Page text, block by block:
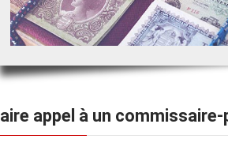
Faire appel à un